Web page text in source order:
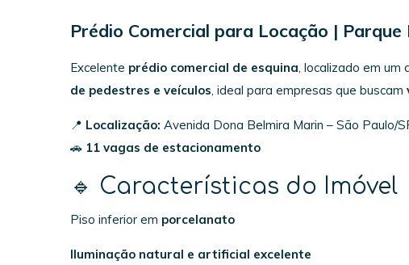
Prédio Comercial para Locação | Parque
Excelente prédio comercial de esquina , localizado em
de pedestres e veículos , ideal para empresas que buscam
📍 Localização: Avenida Dona Belmira Marin – São Paulo/
🚗 11 vagas de estacionamento
🔹 Características do Imóvel
Piso inferior em porcelanato
Iluminação natural e artificial excelente